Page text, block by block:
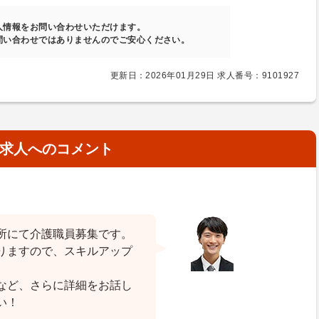
情報をお問い合わせいただけます。
合わせではありませんのでご安心ください。
更新日：2026年01月29日 求人番号：9101927
人へのコメント
て介護職員募集です。
ますので、スキルアップ
ど、さらに詳細をお話し
！